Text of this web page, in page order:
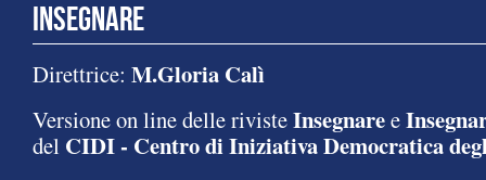
INSEGNARE
Direttrice: M.Gloria Calì
Versione on line delle rivisteInsegnaree
del CIDI - Centro di Iniziativa Democratica